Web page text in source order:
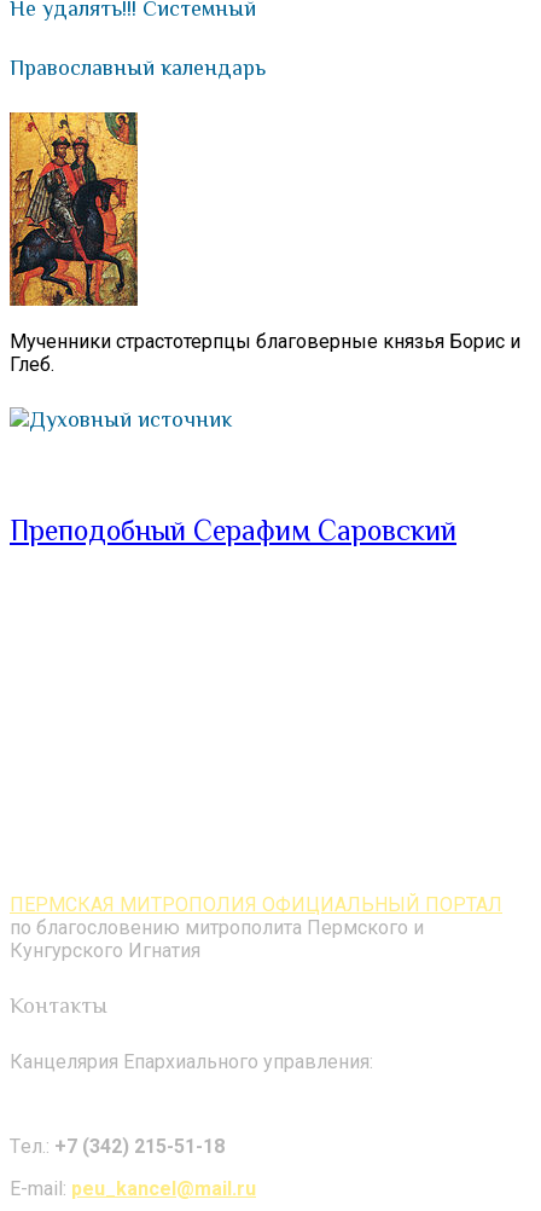
Не удалять!!! Системный
Православный календарь
Мученники страстотерпцы благоверные князья Борис и
Глеб.
Духовный источник
Преподобный Серафим Саровский
ПЕРМСКАЯ МИТРОПОЛИЯ ОФИЦИАЛЬНЫЙ ПОРТАЛ
по благословению митрополита Пермского и
Кунгурского Игнатия
Контакты
Канцелярия Епархиального управления:
Tел.: +7 (342) 215-51-18
E-mail: peu_kancel@mail.ru